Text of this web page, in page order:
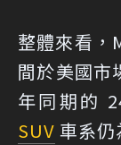
整體來看，
間於美國市
年同期的
SUV 車系仍